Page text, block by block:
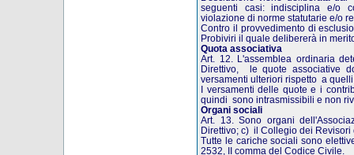
seguenti casi: indisciplina e/o
violazione di norme statutarie e/o
Contro il provvedimento di
Probiviri il quale delibererà in
Quota associativa
Art. 12. L'assemblea ordinaria
Direttivo, le quote associative
versamenti ulteriori rispetto a
I versamenti delle quote e i
quindi sono intrasmissibili e non
Organi sociali
Art. 13. Sono organi
Direttivo; c) il Collegio dei
Tutte le cariche sociali sono
2532, II comma del Codice Civile.